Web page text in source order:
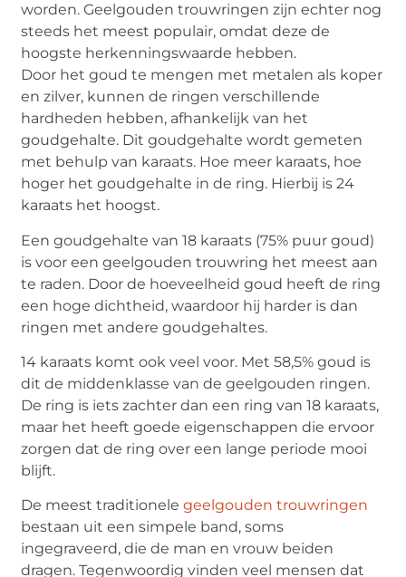
worden. Geelgouden trouwringen zijn echter nog
steeds het meest populair, omdat deze de
hoogste herkenningswaarde hebben.
Door het goud te mengen met metalen als koper
en zilver, kunnen de ringen verschillende
hardheden hebben, afhankelijk van het
goudgehalte. Dit goudgehalte wordt gemeten
met behulp van karaats. Hoe meer karaats, hoe
hoger het goudgehalte in de ring. Hierbij is 24
karaats het hoogst.
Een goudgehalte van 18 karaats (75% puur goud)
is voor een geelgouden trouwring het meest aan
te raden. Door de hoeveelheid goud heeft de ring
een hoge dichtheid, waardoor hij harder is dan
ringen met andere goudgehaltes.
14 karaats komt ook veel voor. Met 58,5% goud is
dit de middenklasse van de geelgouden ringen.
De ring is iets zachter dan een ring van 18 karaats,
maar het heeft goede eigenschappen die ervoor
zorgen dat de ring over een lange periode mooi
blijft.
De meest traditionelegeelgouden trouwringen
bestaan uit een simpele band, soms
ingegraveerd, die de man en vrouw beiden
dragen. Tegenwoordig vinden veel mensen dat